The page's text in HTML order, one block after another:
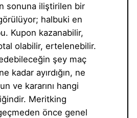
sonuna iliştirilen bir
halbuki en
Kupon kazanabilir,
olabilir, ertelenebilir.
şey maç
kadar ayırdığın, ne
ve kararını hangi
Meritking
önce genel